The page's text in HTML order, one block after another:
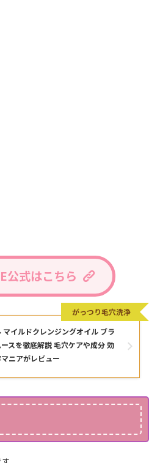
公式はこちら
マイルドクレンジングオイル ブラ
スを徹底解説 毛穴ケアや成分 効
ニアがレビュー
がっつり毛穴洗浄
す